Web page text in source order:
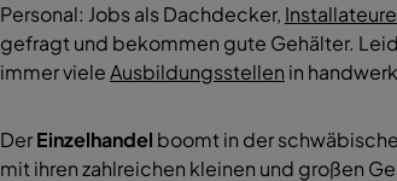
Personal: Jobs als Dachdecker, Installateure
gefragt und bekommen gute Gehälter.
immer vieleAusbildungsstellen in
DerEinzelhandel boomt in der
mit ihren zahlreichen kleinen und großen